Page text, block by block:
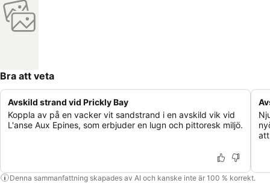
Bra att veta
Avskild strand vid Prickly Bay
Koppla av på en vacker vit sandstrand i en avskild vik vid
L'anse Aux Epines, som erbjuder en lugn och pittoresk miljö.
Denna sammanfattning skapades av AI och kanske inte är 100 % korrekt.